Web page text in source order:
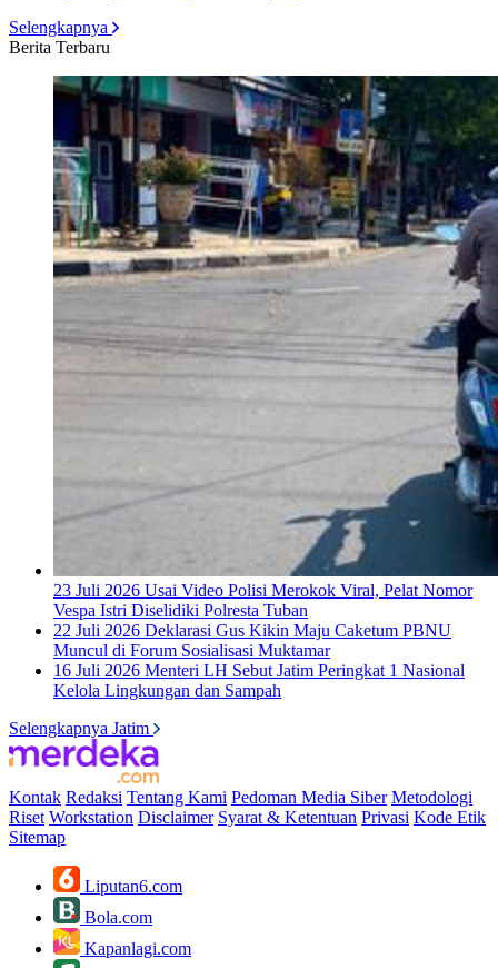
Selengkapnya
Berita Terbaru
23 Juli 2026 Usai Video Polisi Merokok Viral, Pelat Nomor
Vespa Istri Diselidiki Polresta Tuban
22 Juli 2026 Deklarasi Gus Kikin Maju Caketum PBNU
Muncul di Forum Sosialisasi Muktamar
16 Juli 2026 Menteri LH Sebut Jatim Peringkat 1 Nasional
Kelola Lingkungan dan Sampah
Selengkapnya Jatim
Kontak Redaksi Tentang Kami Pedoman Media Siber Metodologi
Riset Workstation Disclaimer Syarat & Ketentuan Privasi Kode Etik
Sitemap
Liputan6.com
Bola.com
Kapanlagi.com